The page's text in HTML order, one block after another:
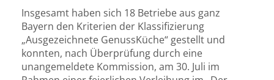
Insgesamt haben sich 18 Betriebe aus ganz
Bayern den Kriterien der Klassifizierung
„Ausgezeichnete GenussKüche“ gestellt und
konnten, nach Überprüfung durch eine
unangemeldete Kommission, am 30. Juli im